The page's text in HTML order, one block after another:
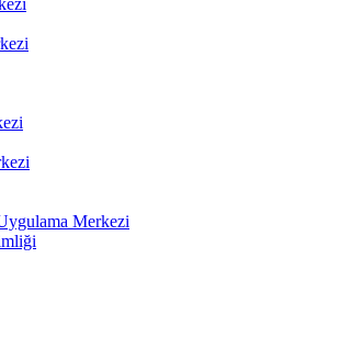
Merkezi